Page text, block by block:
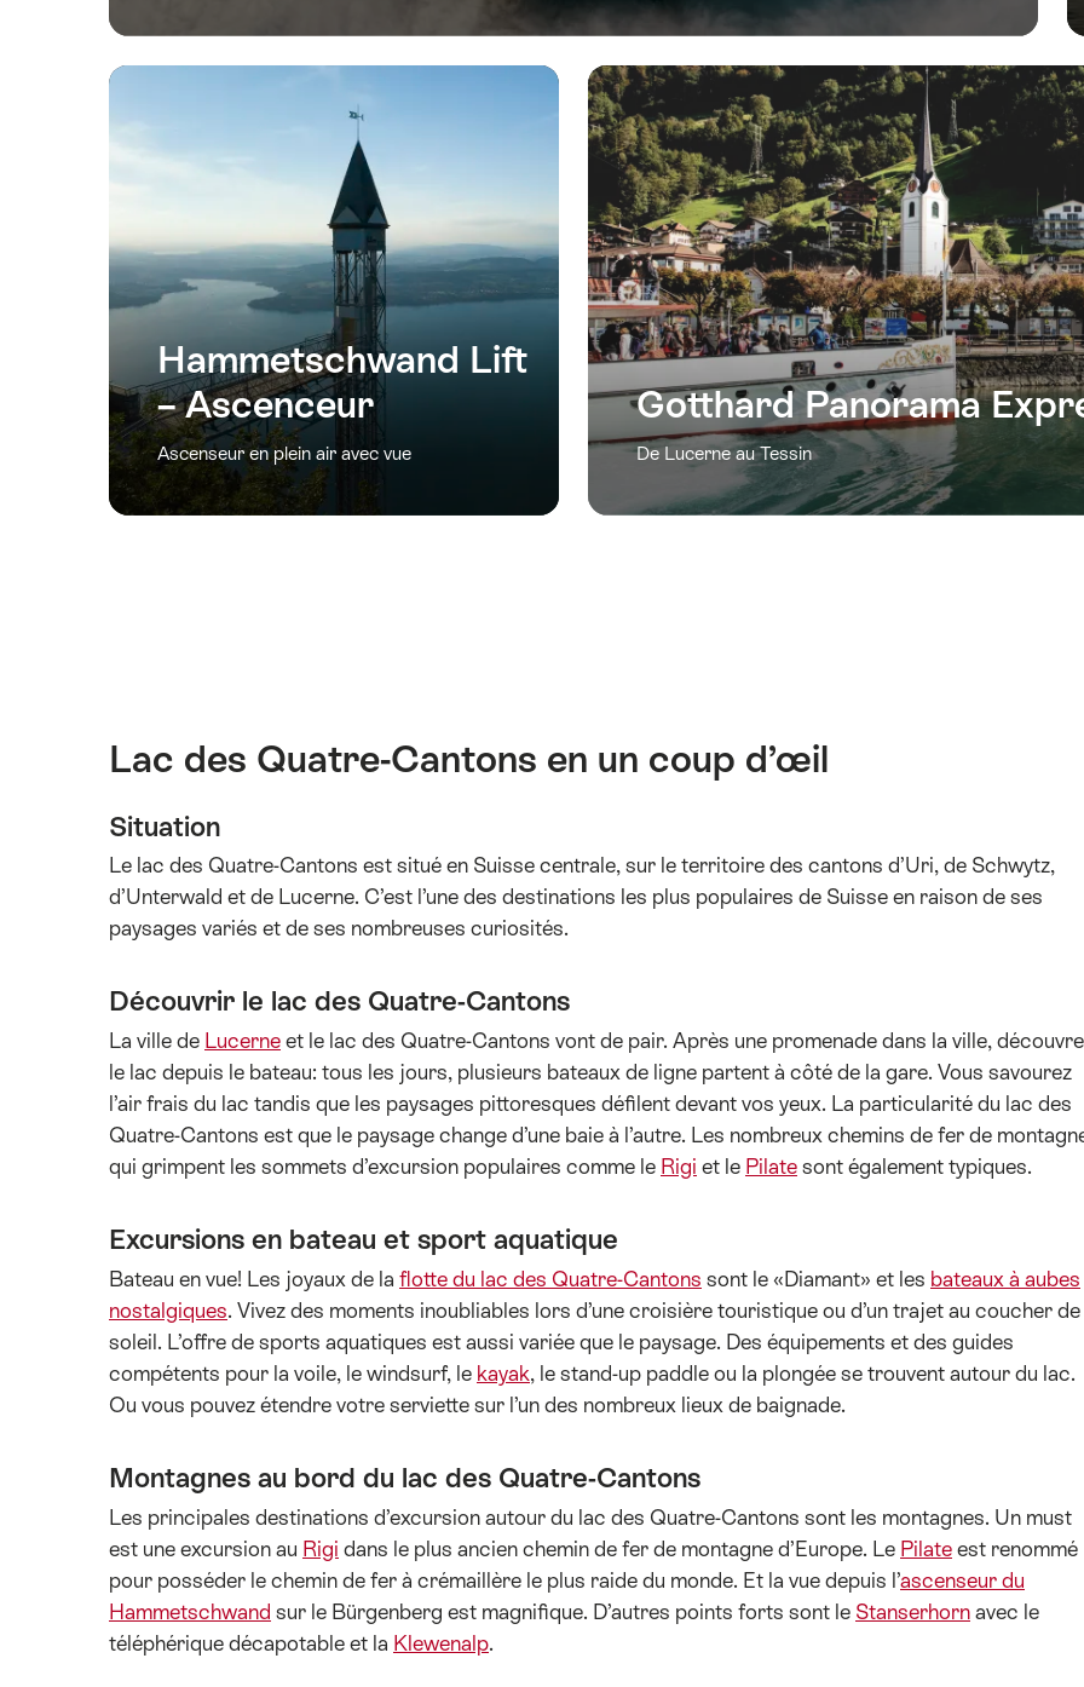
Hammetschwand Lift
– Ascenceur
Ascenseur en plein air avec vue
Gotthard Panorama
De Lucerne au Tessin
Lac des Quatre-Cantons en un coup d’œil
Situation
Le lac des Quatre-Cantons est situé en Suisse centrale, sur le territoire des cantons d’Uri, de Schwytz,
d’Unterwald et de Lucerne. C’est l’une des destinations les plus populaires de Suisse en raison de ses
paysages variés et de ses nombreuses curiosités.
Découvrir le lac des Quatre-Cantons
La ville de Lucerne et le lac des Quatre-Cantons vont de pair. Après une promenade dans la ville,
le lac depuis le bateau: tous les jours, plusieurs bateaux de ligne partent à côté de la gare. Vous savourez
l’air frais du lac tandis que les paysages pittoresques défilent devant vos yeux. La particularité du lac des
Quatre-Cantons est que le paysage change d’une baie à l’autre. Les nombreux chemins de fer de
qui grimpent les sommets d’excursion populaires comme le Rigi et le Pilate sont également typiques.
Excursions en bateau et sport aquatique
Bateau en vue! Les joyaux de la flotte du lac des Quatre-Cantons sont le «Diamant» et les bateaux à aubes
nostalgiques. Vivez des moments inoubliables lors d’une croisière touristique ou d’un trajet au coucher de
soleil. L’offre de sports aquatiques est aussi variée que le paysage. Des équipements et des guides
compétents pour la voile, le windsurf, le kayak, le stand-up paddle ou la plongée se trouvent autour du lac.
Ou vous pouvez étendre votre serviette sur l’un des nombreux lieux de baignade.
Montagnes au bord du lac des Quatre-Cantons
Les principales destinations d’excursion autour du lac des Quatre-Cantons sont les montagnes. Un must
est une excursion au Rigi dans le plus ancien chemin de fer de montagne d’Europe. Le Pilate est renommé
pour posséder le chemin de fer à crémaillère le plus raide du monde. Et la vue depuis l’ascenseur du
Hammetschwand sur le Bürgenberg est magnifique. D’autres points forts sont le Stanserhorn avec le
téléphérique décapotable et la Klewenalp.